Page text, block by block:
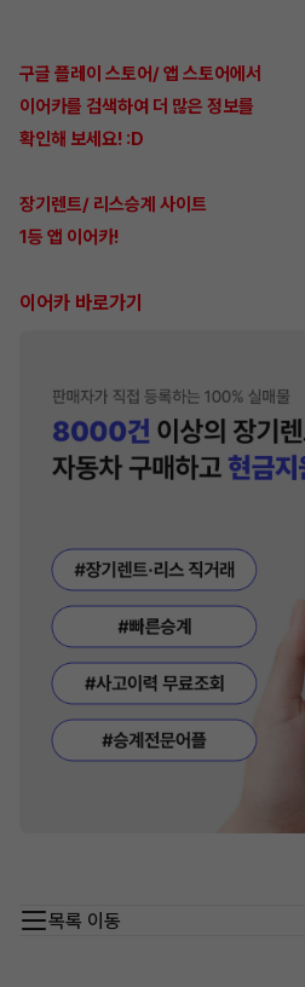
구글 플레이 스토어/ 앱 스토어에서
이어카를 검색하여 더 많은 정보를
확인해 보세요! :D
장기렌트/ 리스승계 사이트
1등 앱 이어카!
이어카 바로가기
목록 이동